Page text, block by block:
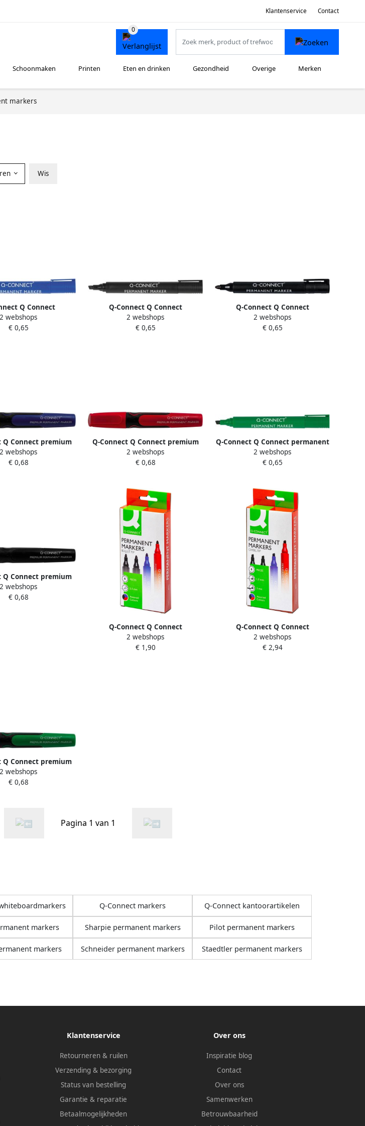
Klantenservice Contact
Schoonmaken Printen Eten en drinken Gezondheid Overige Merken
markers
Wis
Q Connect
marker ronde punt
blauw
2 webshops
€ 0,65
Q-Connect Q Connect
permanente marker schuine
punt zwart
2 webshops
€ 0,65
Q-Connect Q Connect
permanente marker ronde punt
zwart
2 webshops
€ 0,65
Q Connect premium
marker ronde punt
blauw
2 webshops
€ 0,68
Q-Connect Q Connect premium
permanent marker ronde punt
rood
2 webshops
€ 0,68
Q-Connect Q Connect permanent
marker schuine punt groen
2 webshops
€ 0,65
Q Connect premium
marker ronde punt
zwart
2 webshops
€ 0,68
Q-Connect Q Connect
permanente marker ronde punt
geassorteerde kleuren etui van 4
2 webshops
€ 1,90
Q-Connect Q Connect
permanente marker schuine
punt geassorteerde kleuren etui
2 webshops
€ 2,94
Q Connect premium
marker ronde punt
groen
2 webshops
€ 0,68
Pagina 1 van 1
Q-Connect markers Q-Connect kantoorartikelen
markers Sharpie permanent markers Pilot permanent markers
markers Schneider permanent markers Staedtler permanent markers
Klantenservice
Retourneren & ruilen
Verzending & bezorging
Status van bestelling
Garantie & reparatie
Betaalmogelijkheden
Over ons
Inspiratie blog
Contact
Over ons
Samenwerken
Betrouwbaarheid